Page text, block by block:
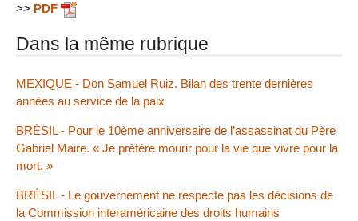
>> PDF
Dans la même rubrique
MEXIQUE - Don Samuel Ruiz. Bilan des trente dernières
années au service de la paix
BRÉSIL - Pour le 10ème anniversaire de l’assassinat du Père
Gabriel Maire. « Je préfère mourir pour la vie que vivre pour la
mort. »
BRÉSIL - Le gouvernement ne respecte pas les décisions de
la Commission interaméricaine des droits humains